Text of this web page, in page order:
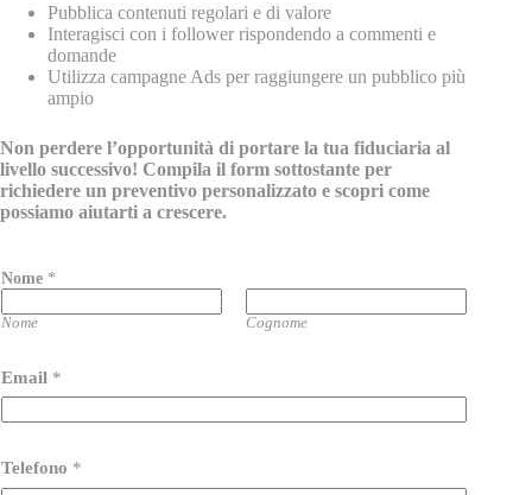
Pubblica contenuti regolari e di valore
Interagisci con i follower rispondendo a commenti e
domande
Utilizza campagne Ads per raggiungere un pubblico più
ampio
Non perdere l’opportunità di portare la tua fiduciaria al
livello successivo! Compila il form sottostante per
richiedere un preventivo personalizzato e scopri come
possiamo aiutarti a crescere.
Nome *
Nome Cognome
Email *
Telefono *